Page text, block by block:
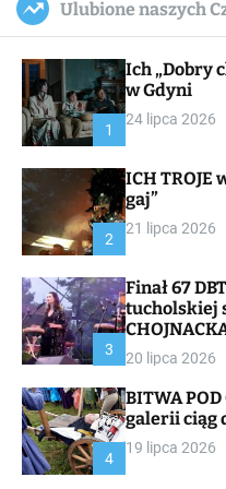
c
a
a
s
W
i
e
Ulubione naszych
1
Ich „Dobry
w Gdyni
24 lipca 2026
2
ICH TROJE
gaj”
21 lipca 2026
3
Finał 67 DBT. Muzyczne anioły
tucholskiej
20 lipca 2026
4
BITWA
galerii ciąg
19 lipca 2026